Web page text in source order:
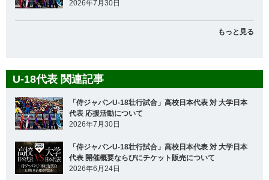
2026年7月30日
もっと見る
U-18代表 関連記事
「侍ジャパンU-18壮行試合」高校日本代表 対 大学日本
代表 応援活動について
2026年7月30日
「侍ジャパンU-18壮行試合」高校日本代表 対 大学日本
代表 開催概要ならびにチケット販売について
2026年6月24日